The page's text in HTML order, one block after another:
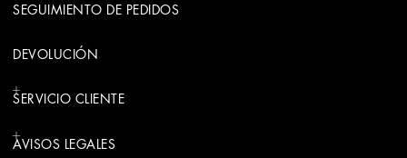
SEGUIMIENTO DE PEDIDOS
DEVOLUCIÓN
SERVICIO CLIENTE
AVISOS LEGALES